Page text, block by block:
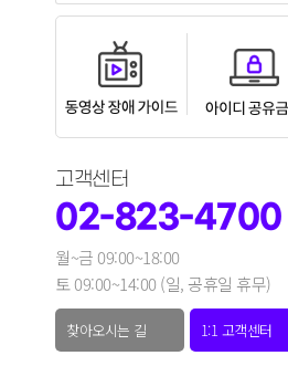
고객센터
02-823-4700
월~금 09:00~18:00
토 09:00~14:00 (일, 공휴일 휴무)
찾아오시는 길 1:1 고객센터